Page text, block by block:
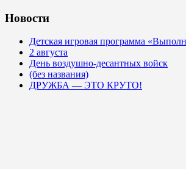
Новости
Детская игровая программа
2 августа
День воздушно-десантных войск
(без названия)
ДРУЖБА — ЭТО КРУТО!